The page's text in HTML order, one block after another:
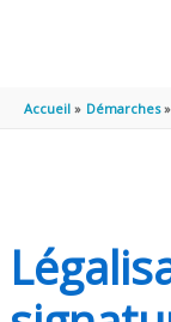
Accueil Démarches